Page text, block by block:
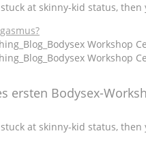
at skinny-kid status,
ersten Bodysex-
at skinny-kid status,